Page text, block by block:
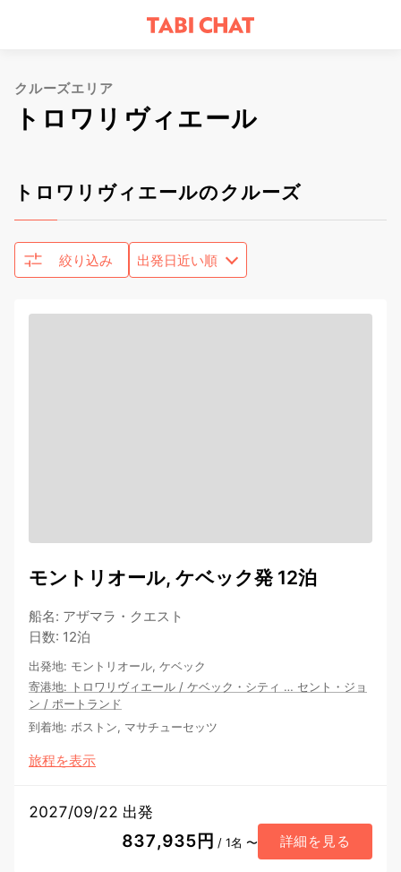
クルーズエリア
トロワリヴィエール
トロワリヴィエールのクルーズ
絞り込み
モントリオール, ケベック発 12泊
船名: アザマラ・クエスト
日数: 12泊
出発地: モントリオール, ケベック
寄港地: トロワリヴィエール / ケベック・シティ … セント・ジョ
ン / ポートランド
到着地: ボストン, マサチューセッツ
旅程を表示
2027/09/22 出発
837,935円 / 1名 〜 詳細を見る